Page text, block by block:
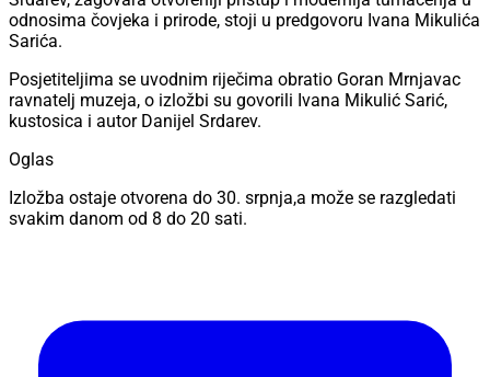
odnosima čovjeka i prirode, stoji u predgovoru Ivana Mikulića
Sarića.
Posjetiteljima se uvodnim riječima obratio Goran Mrnjavac
ravnatelj muzeja, o izložbi su govorili Ivana Mikulić Sarić,
kustosica i autor Danijel Srdarev.
Oglas
Izložba ostaje otvorena do 30. srpnja,a može se razgledati
svakim danom od 8 do 20 sati.